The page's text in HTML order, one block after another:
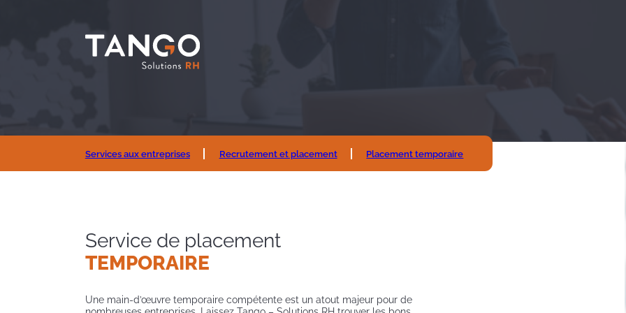
Services aux entreprises Recrutement et placement Placement temporaire
Service de placement
TEMPORAIRE
Une main-d’œuvre temporaire compétente est un atout majeur pour de